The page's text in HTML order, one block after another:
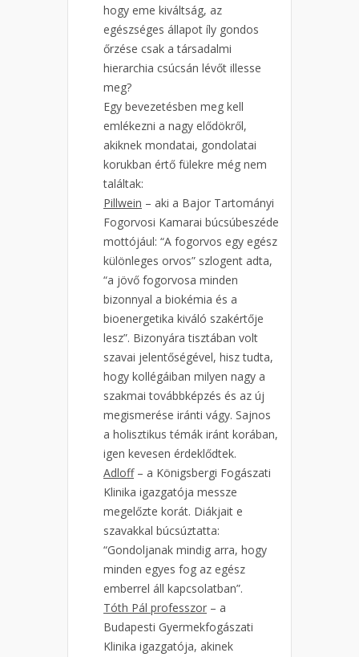
hogy eme kiváltság, az
egészséges állapot íly gondos
őrzése csak a társadalmi
hierarchia csúcsán lévőt illesse
meg?
Egy bevezetésben meg kell
emlékezni a nagy elődökről,
akiknek mondatai, gondolatai
korukban értő fülekre még nem
találtak:
Pillwein – aki a Bajor Tartományi
Fogorvosi Kamarai búcsúbeszéde
mottójául: “A fogorvos egy egész
különleges orvos” szlogent adta,
“a jövő fogorvosa minden
bizonnyal a biokémia és a
bioenergetika kiváló szakértője
lesz”. Bizonyára tisztában volt
szavai jelentőségével, hisz tudta,
hogy kollégáiban milyen nagy a
szakmai továbbképzés és az új
megismerése iránti vágy. Sajnos
a holisztikus témák iránt korában,
igen kevesen érdeklődtek.
Adloff– a Königsbergi Fogászati
Klinika igazgatója messze
megelőzte korát. Diákjait e
szavakkal búcsúztatta:
“Gondoljanak mindig arra, hogy
minden egyes fog az egész
emberrel áll kapcsolatban”.
Tóth Pál professzor – a
Budapesti Gyermekfogászati
Klinika igazgatója, akinek